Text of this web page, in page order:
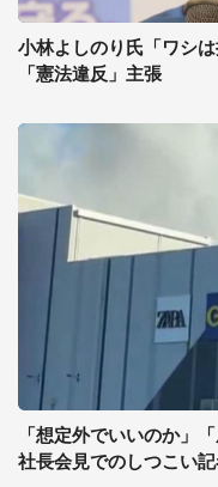
小林よしのり氏「ワシ
「憲法違反」主張
「想定外でいいのか」
社長会見でのしつこい